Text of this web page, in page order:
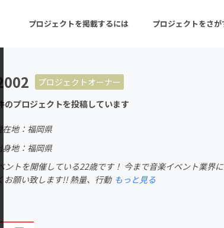
プロジェクトを掲載するには プロジェクトをさが
ーン 注目の新着プロジェクト
音楽
ゲーム・サービス開発
フード・飲
プロジェクトオーナー
のプロジェクトを投稿しています
在地：福岡県
身地：福岡県
ントを開催している22歳です！ 今まで音楽イベント業界
お願い致します!! 熱量、行動 もっと見る